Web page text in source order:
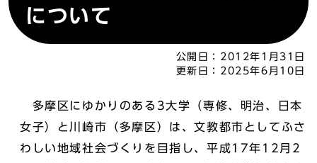
について
公開日： 2012年1月31日
更新日： 2025年6月10日
多摩区にゆかりのある3大学（専修、明治、日本
女子）と川崎市（多摩区）は、文教都市としてふさ
わしい地域社会づくりを目指し、平成17年12月2